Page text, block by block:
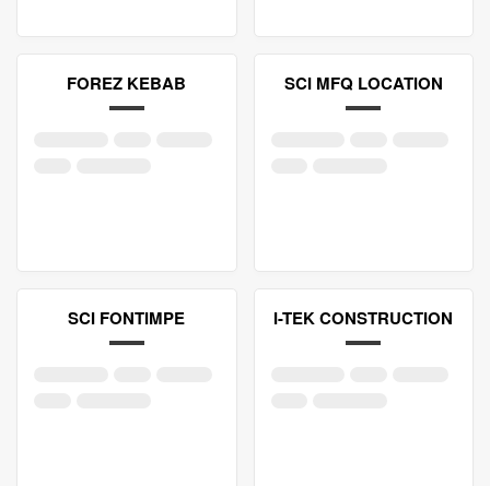
FOREZ KEBAB SCI MFQ LOCATION
SCI FONTIMPE I-TEK CONSTRUCTION